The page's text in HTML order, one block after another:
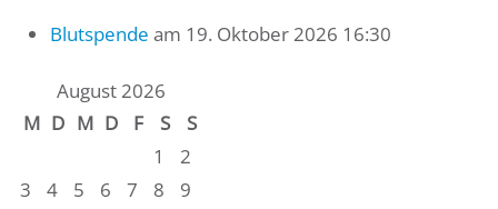
Blutspende am 19. Oktober 2026 16:30
August 2026
M D M D F S
S
1
2
3
4 5 6 7 8
9